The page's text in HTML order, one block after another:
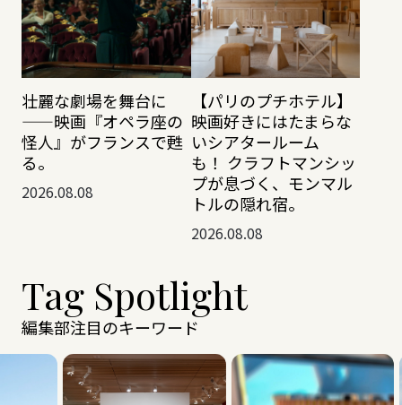
壮麗な劇場を舞台に
——映画『オペラ座の
怪人』がフランスで甦
る。
2026.08.08
【パリのプチホテル】
映画好きにはたまらな
いシアタールーム
も！ クラフトマンシッ
プが息づく、モンマル
トルの隠れ宿。
2026.08.08
Tag Spotlight
編集部注目のキーワード